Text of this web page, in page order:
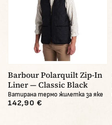
Barbour Polarquilt Zip-In
Liner — Classic Black
Ватиранa термо жилетка за яке
142,90 €